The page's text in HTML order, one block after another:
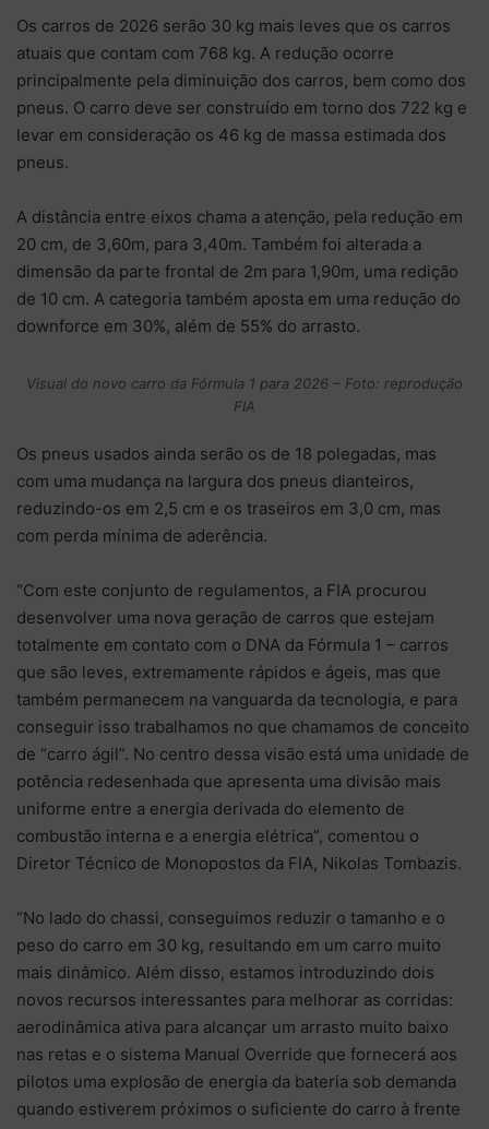
Os carros de 2026 serão 30 kg mais leves que os carros
atuais que contam com 768 kg. A redução ocorre
principalmente pela diminuição dos carros, bem como dos
pneus. O carro deve ser construído em torno dos 722 kg e
levar em consideração os 46 kg de massa estimada dos
pneus.
A distância entre eixos chama a atenção, pela redução em
20 cm, de 3,60m, para 3,40m. Também foi alterada a
dimensão da parte frontal de 2m para 1,90m, uma redição
de 10 cm. A categoria também aposta em uma redução do
downforce em 30%, além de 55% do arrasto.
Visual do novo carro da Fórmula 1 para 2026 – Foto: reprodução
FIA
Os pneus usados ainda serão os de 18 polegadas, mas
com uma mudança na largura dos pneus dianteiros,
reduzindo-os em 2,5 cm e os traseiros em 3,0 cm, mas
com perda mínima de aderência.
“Com este conjunto de regulamentos, a FIA procurou
desenvolver uma nova geração de carros que estejam
totalmente em contato com o DNA da Fórmula 1 – carros
que são leves, extremamente rápidos e ágeis, mas que
também permanecem na vanguarda da tecnologia, e para
conseguir isso trabalhamos no que chamamos de conceito
de “carro ágil”. No centro dessa visão está uma unidade de
potência redesenhada que apresenta uma divisão mais
uniforme entre a energia derivada do elemento de
combustão interna e a energia elétrica”, comentou o
Diretor Técnico de Monopostos da FIA, Nikolas Tombazis.
“No lado do chassi, conseguimos reduzir o tamanho e o
peso do carro em 30 kg, resultando em um carro muito
mais dinâmico. Além disso, estamos introduzindo dois
novos recursos interessantes para melhorar as corridas:
aerodinâmica ativa para alcançar um arrasto muito baixo
nas retas e o sistema Manual Override que fornecerá aos
pilotos uma explosão de energia da bateria sob demanda
quando estiverem próximos o suficiente do carro à frente